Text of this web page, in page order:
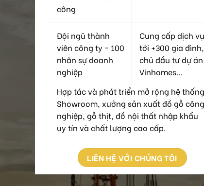
công
Đội ngũ thành
viên công ty ~ 100
nhân sự doanh
nghiệp
Cung cấp dịch vụ
tới +300 gia đình,
chủ đầu tư dự án
Vinhomes...
Hợp tác và phát triển mở rộng hệ thống
Showroom, xưởng sản xuất đồ gỗ công
nghiệp, gỗ thịt, đồ nội thất nhập khẩu
uy tín và chất lượng cao cấp.
LIÊN HỆ VỚI CHÚNG TÔI